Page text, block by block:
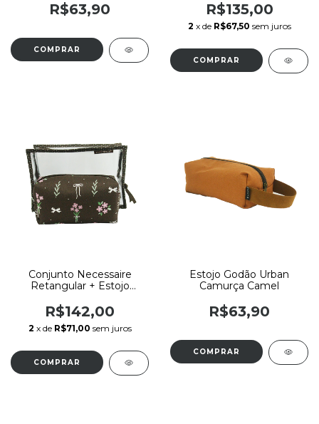
R$63,90 R$135,00
2 x de R$67,50 sem juros
Conjunto Necessaire
Retangular + Estojo
R$142,00
2 x de R$71,00 sem juros
Estojo Godão Urban
Camurça Camel
R$63,90